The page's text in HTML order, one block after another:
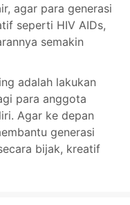
agar para generasi
seperti HIV AIDs,
semakin
adalah lakukan
para anggota
Agar ke depan
generasi
bijak, kreatif